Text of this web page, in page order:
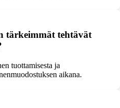
tärkeimmät tehtävät
tuottamisesta ja
aikana.